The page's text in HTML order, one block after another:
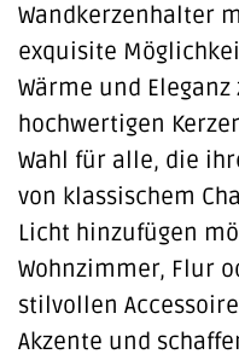
Wandkerzenhalter
exquisite
Wärme und
hochwertigen
Wahl für alle, die
von klassischem
Licht hinzufügen
Wohnzimmer, Flur
stilvollen
Akzente und